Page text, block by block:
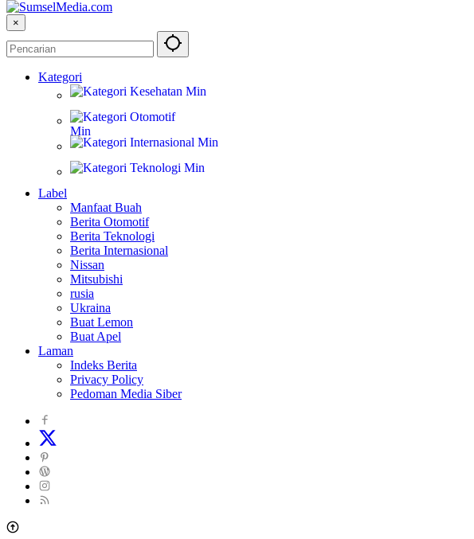
×
Kategori
Label
Manfaat Buah
Berita Otomotif
Berita Teknologi
Berita Internasional
Nissan
Mitsubishi
rusia
Ukraina
Buat Lemon
Buat Apel
Laman
Indeks Berita
Privacy Policy
Pedoman Media Siber